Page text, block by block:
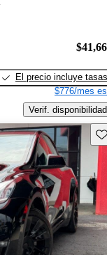
El precio incluye tasas
$776/mes
Verif. disponibilidad